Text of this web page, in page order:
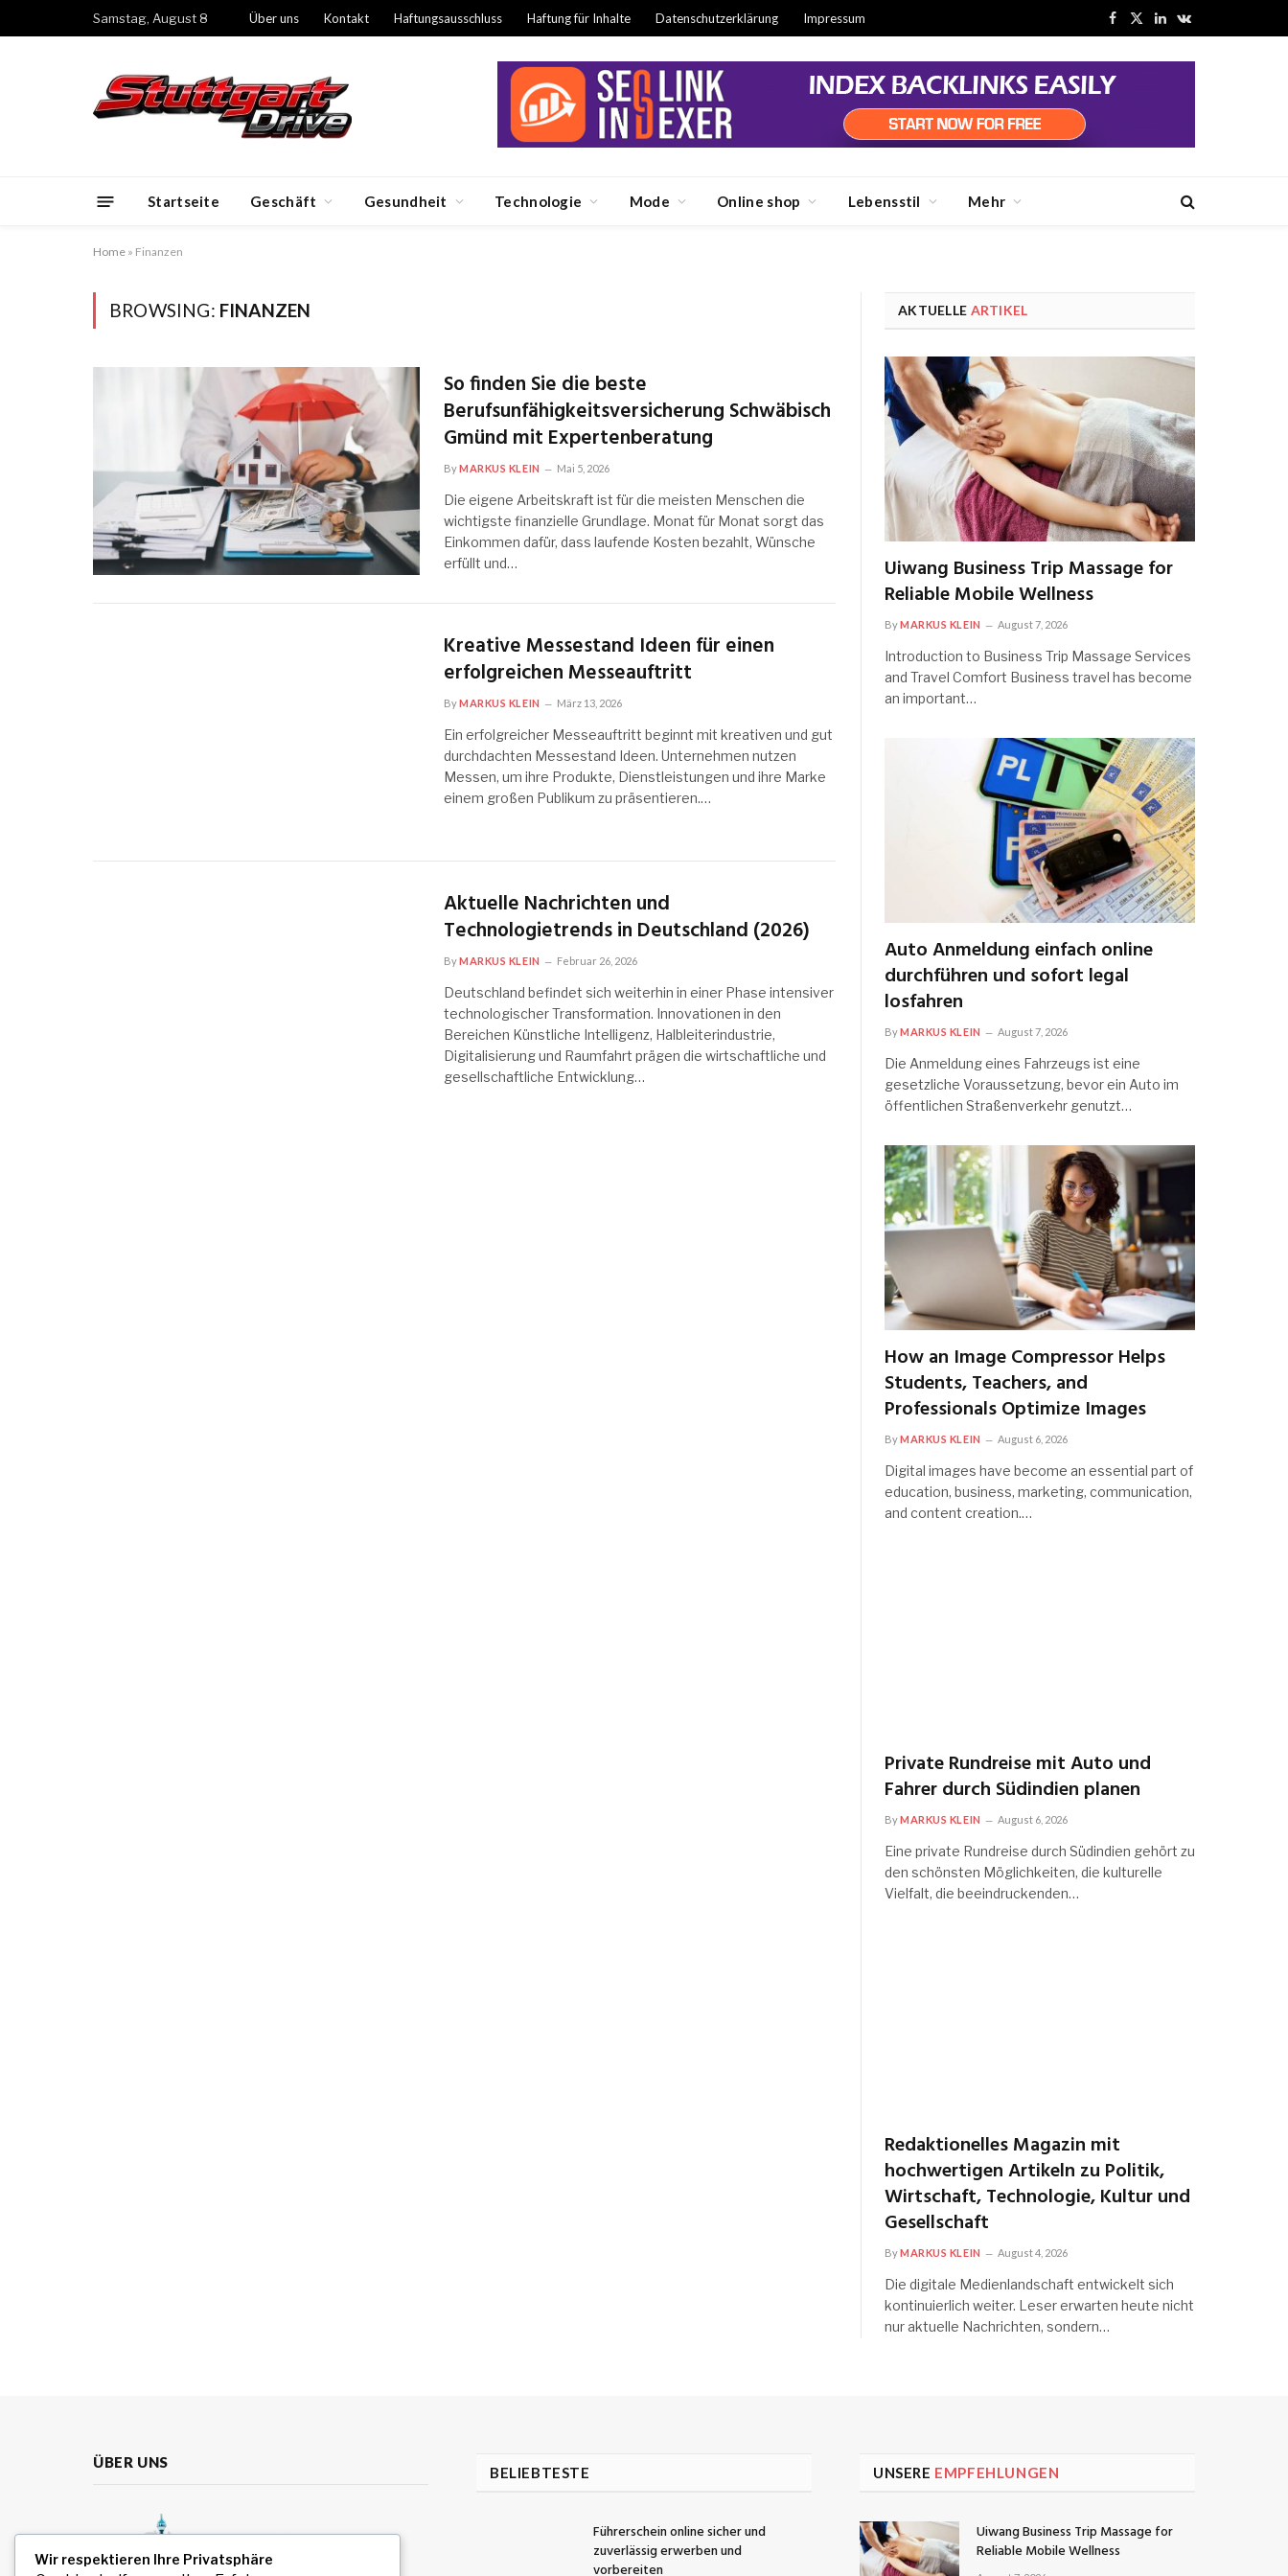
Samstag, August 8 Über uns Kontakt Haftungsausschluss Haftung für Inhalte Datenschutzerklärung Impressum
Facebook
X
LinkedInVKontakte
Startseite Geschäft Gesundheit Technologie Mode Online shop Lebensstil Mehr
Home » Finanzen
BROWSING: FINANZEN
So finden Sie die beste
Berufsunfähigkeitsversicherung Schwäbisch
Gmünd mit Expertenberatung
ByMARKUS KLEIN Mai 5, 2026
Die eigene Arbeitskraft ist für die meisten Menschen die
wichtigste finanzielle Grundlage. Monat für Monat sorgt das
Einkommen dafür, dass laufende Kosten bezahlt, Wünsche
erfüllt und…
Kreative Messestand Ideen für einen
erfolgreichen Messeauftritt
ByMARKUS KLEIN März 13, 2026
Ein erfolgreicher Messeauftritt beginnt mit kreativen und gut
durchdachten Messestand Ideen. Unternehmen nutzen
Messen, um ihre Produkte, Dienstleistungen und ihre Marke
einem großen Publikum zu präsentieren.…
Aktuelle Nachrichten und
Technologietrends in Deutschland (2026)
ByMARKUS KLEIN Februar 26, 2026
Deutschland befindet sich weiterhin in einer Phase intensiver
technologischer Transformation. Innovationen in den
Bereichen Künstliche Intelligenz, Halbleiterindustrie,
Digitalisierung und Raumfahrt prägen die wirtschaftliche und
gesellschaftliche Entwicklung…
AKTUELLE ARTIKEL
Uiwang Business Trip Massage for
Reliable Mobile Wellness
ByMARKUS KLEIN August 7, 2026
Introduction to Business Trip Massage Services
and Travel Comfort Business travel has become
an important…
Auto Anmeldung einfach online
durchführen und sofort legal
losfahren
ByMARKUS KLEIN August 7, 2026
Die Anmeldung eines Fahrzeugs ist eine
gesetzliche Voraussetzung, bevor ein Auto im
öffentlichen Straßenverkehr genutzt…
How an Image Compressor Helps
Students, Teachers, and
Professionals Optimize Images
ByMARKUS KLEIN August 6, 2026
Digital images have become an essential part of
education, business, marketing, communication,
and content creation.…
Private Rundreise mit Auto und
Fahrer durch Südindien planen
ByMARKUS KLEIN August 6, 2026
Eine private Rundreise durch Südindien gehört zu
den schönsten Möglichkeiten, die kulturelle
Vielfalt, die beeindruckenden…
Redaktionelles Magazin mit
hochwertigen Artikeln zu Politik,
Wirtschaft, Technologie, Kultur und
Gesellschaft
ByMARKUS KLEIN August 4, 2026
Die digitale Medienlandschaft entwickelt sich
kontinuierlich weiter. Leser erwarten heute nicht
nur aktuelle Nachrichten, sondern…
ÜBER UNS
BELIEBTESTE
Führerschein online sicher und
zuverlässig erwerben und
vorbereiten
UNSERE EMPFEHLUNGEN
Uiwang Business Trip Massage for
Reliable Mobile Wellness
Wir respektieren Ihre Privatsphäre